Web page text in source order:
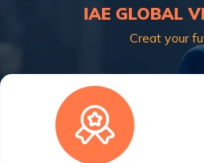
IAE GLOBAL
Creat your